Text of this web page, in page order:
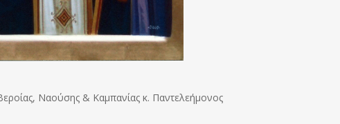
Ναούσης & Καμπανίας κ. Παντελεήμονος